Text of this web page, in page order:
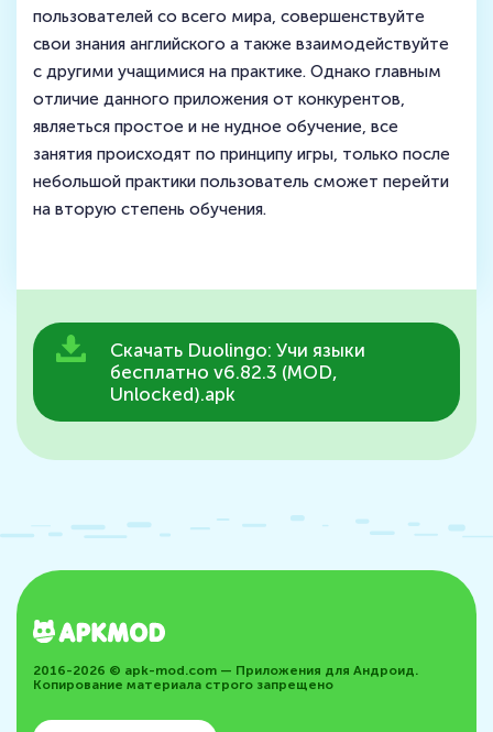
пользователей со всего мира, совершенствуйте
свои знания английского а также взаимодействуйте
с другими учащимися на практике. Однако главным
отличие данного приложения от конкурентов,
являеться простое и не нудное обучение, все
занятия происходят по принципу игры, только после
небольшой практики пользователь сможет перейти
на вторую степень обучения.
Скачать Duolingo: Учи языки
бесплатно v6.82.3 (MOD,
Unlocked).apk
2016-2026 © apk-mod.com — Приложения для Андроид.
Копирование материала строго запрещено